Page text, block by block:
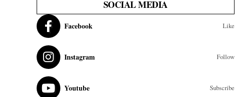
SOCIAL MEDIA
Facebook Like
Instagram Follow
Youtube Subscribe